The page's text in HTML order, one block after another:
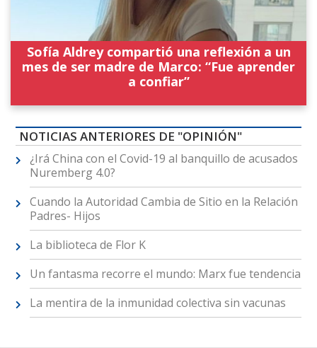
Sofía Aldrey compartió una reflexión a un
mes de ser madre de Marco: “Fue aprender
a confiar”
NOTICIAS ANTERIORES DE "OPINIÓN"
¿Irá China con el Covid-19 al banquillo de acusados
Nuremberg 4.0?
Cuando la Autoridad Cambia de Sitio en la Relación
Padres- Hijos
La biblioteca de Flor K
Un fantasma recorre el mundo: Marx fue tendencia
La mentira de la inmunidad colectiva sin vacunas